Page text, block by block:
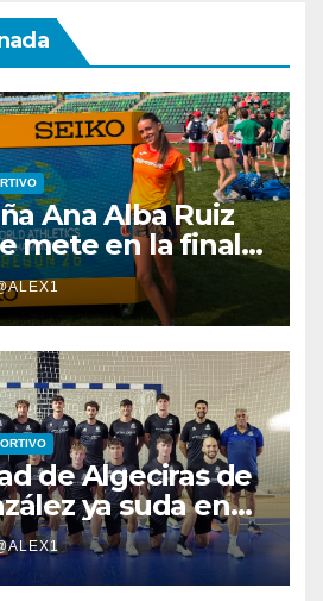
Ana Alba Ruiz
mete en la final
20 con el
de 4×400
de Algeciras de
ya suda en
con dos
Pop y Álex